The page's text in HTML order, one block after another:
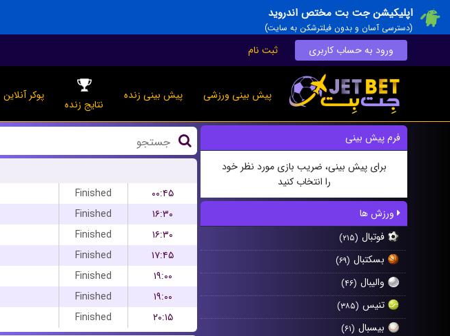
اپلیکیشن جت بت مختص اندروید
(دسترسی آسان و بدون فیلترشکن به سایت)
ورود به حساب کاربری ثبت نام
پیش بینی ورزشی پیش بینی زنده
نتایج زنده
پوکر آنلاین
فرم پیش بینی
برای پیش بینی، ضریب بازی مورد نظر خود
را انتخاب کنید
ورزش ها
فوتبال (۲۱۵)
بسکتبال (۶۹)
والیبال (۴۶)
تنیس (۳۸۵)
بیسبال (۶۱)
Finished
۰۰:۴۵
Finished
۱۶:۳۰
Finished
۱۶:۳۰
Finished
۱۷:۴۵
Finished
۱۹:۰۰
Finished
۱۹:۰۰
Finished
۲۰:۱۵